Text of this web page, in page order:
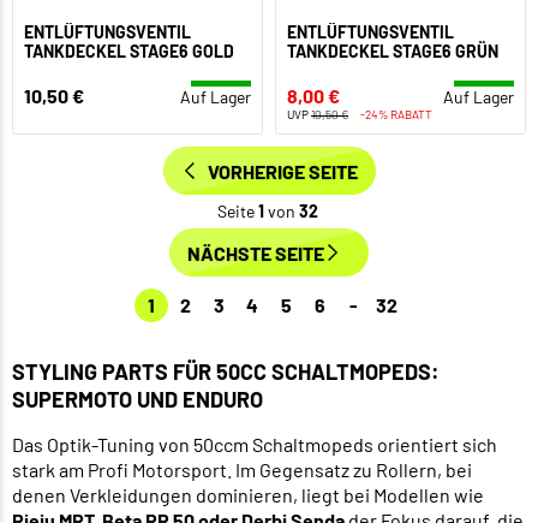
ENTLÜFTUNGSVENTIL
TANKDECKEL STAGE6 GOLD
10,50 € Auf Lager
ENTLÜFTUNGSVENTIL
TANKDECKEL STAGE6 GRÜN
8,00 € Auf Lager
UVP10,50 € -24% RABATT
VORHERIGE SEITE
Seite 1 von 32
NÄCHSTE SEITE
1 2 3 4 5 6 - 32
STYLING PARTS FÜR 50CC SCHALTMOPEDS:
SUPERMOTO UND ENDURO
Das Optik-Tuning von 50ccm Schaltmopeds orientiert sich
stark am Profi Motorsport. Im Gegensatz zu Rollern, bei
denen Verkleidungen dominieren, liegt bei Modellen wie